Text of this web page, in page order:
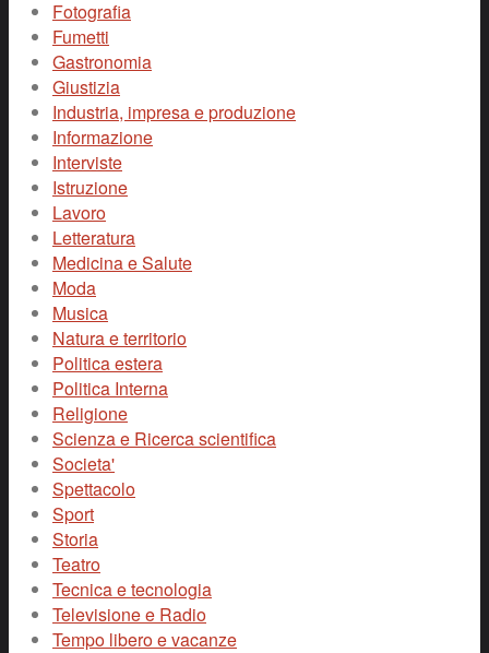
Fotografia
Fumetti
Gastronomia
Giustizia
Industria, impresa e produzione
Informazione
Interviste
Istruzione
Lavoro
Letteratura
Medicina e Salute
Moda
Musica
Natura e territorio
Politica estera
Politica Interna
Religione
Scienza e Ricerca scientifica
Societa'
Spettacolo
Sport
Storia
Teatro
Tecnica e tecnologia
Televisione e Radio
Tempo libero e vacanze